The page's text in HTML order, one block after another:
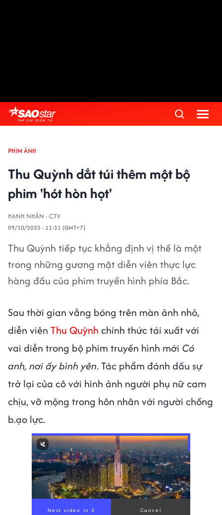
PHIM ẢNH
Thu Quỳnh dắt túi thêm một bộ
phim 'hót hòn họt'
HẠNH NHÂN - CTV
09/10/2025 - 11:31 (GMT+7)
Thu Quỳnh tiếp tục khẳng định vị thế là một
trong những gương mặt diễn viên thực lực
hàng đầu của phim truyền hình phía Bắc.
Sau thời gian vắng bóng trên màn ảnh nhỏ,
diễn viên Thu Quỳnh chính thức tái xuất với
vai diễn trong bộ phim truyền hình mới Có
anh, nơi ấy bình yên. Tác phẩm đánh dấu sự
trở lại của cô với hình ảnh người phụ nữ cam
chịu, vỡ mộng trong hôn nhân với người chồng
b.ạo lực.